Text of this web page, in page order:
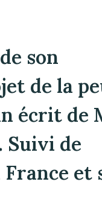
son
de la
écrit de
Suivi de
et